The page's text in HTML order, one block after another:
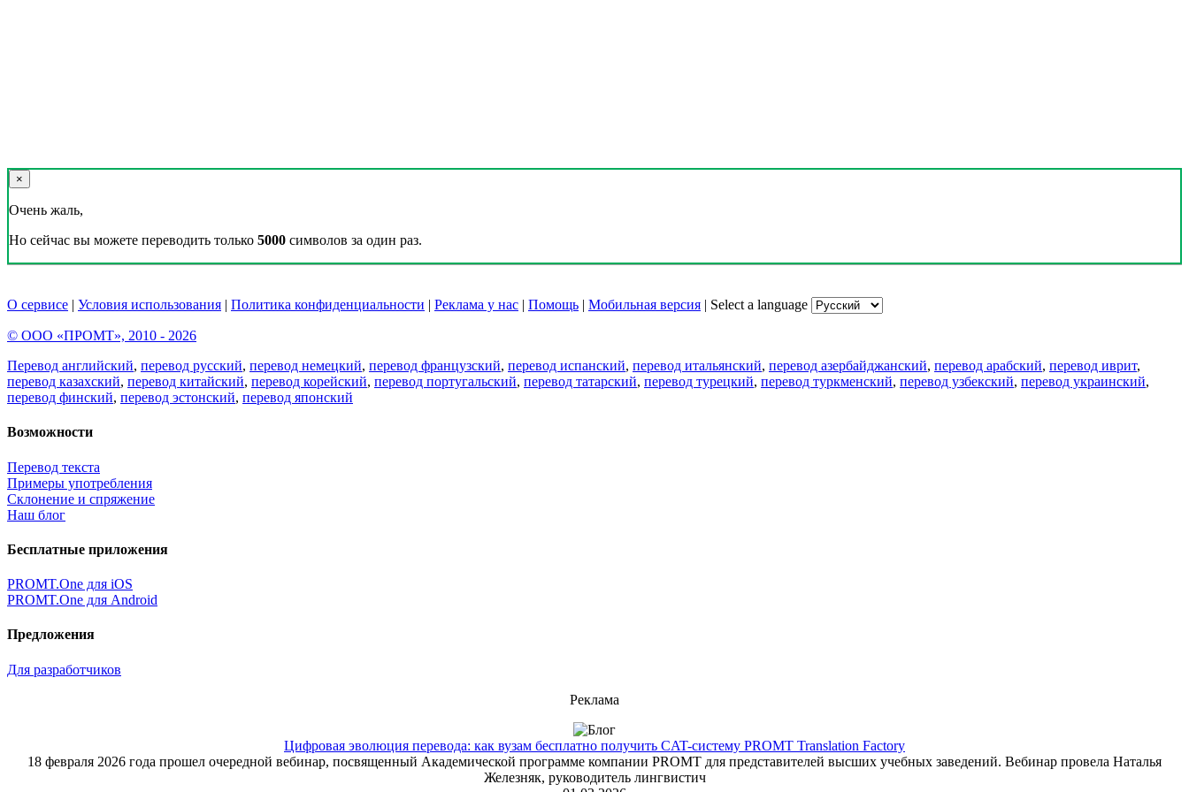
×
Очень жаль,
Но сейчас вы можете переводить только 5000 символов за один раз.
О сервисе | Условия использования | Политика конфиденциальности | Реклама у нас | Помощь | Мобильная версия | Select a language
© ООО «ПРОМТ», 2010 - 2026
Перевод английский, перевод русский, перевод немецкий, перевод французский, перевод испанский, перевод итальянский, перевод азербайджанский, перевод арабский, перевод иврит,
перевод казахский, перевод китайский, перевод корейский, перевод португальский, перевод татарский, перевод турецкий, перевод туркменский, перевод узбекский, перевод украинский,
перевод финский, перевод эстонский, перевод японский
Возможности
Перевод текста
Примеры употребления
Склонение и спряжение
Наш блог
Бесплатные приложения
PROMT.One для iOS
PROMT.One для Android
Предложения
Для разработчиков
Реклама
Цифровая эволюция перевода: как вузам бесплатно получить CAT-систему PROMT Translation Factory
18 февраля 2026 года прошел очередной вебинар, посвященный Академической программе компании PROMT для представителей высших учебных заведений. Вебинар провела Наталья
Железняк, руководитель лингвистич